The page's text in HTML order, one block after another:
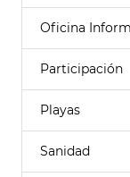
Oficina
Participación
Playas
Sanidad